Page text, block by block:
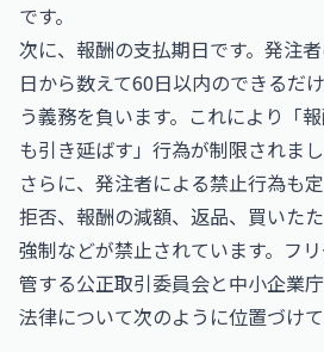
です。
次に、報酬の支払期日です。発注
日から数えて60日以内のできるだ
う義務を負います。これにより「
も引き延ばす」行為が制限されまし
さらに、発注者による禁止行為も
拒否、報酬の減額、返品、買いた
強制などが禁止されています。フ
管する公正取引委員会と中小企業
法律について次のように位置づけて